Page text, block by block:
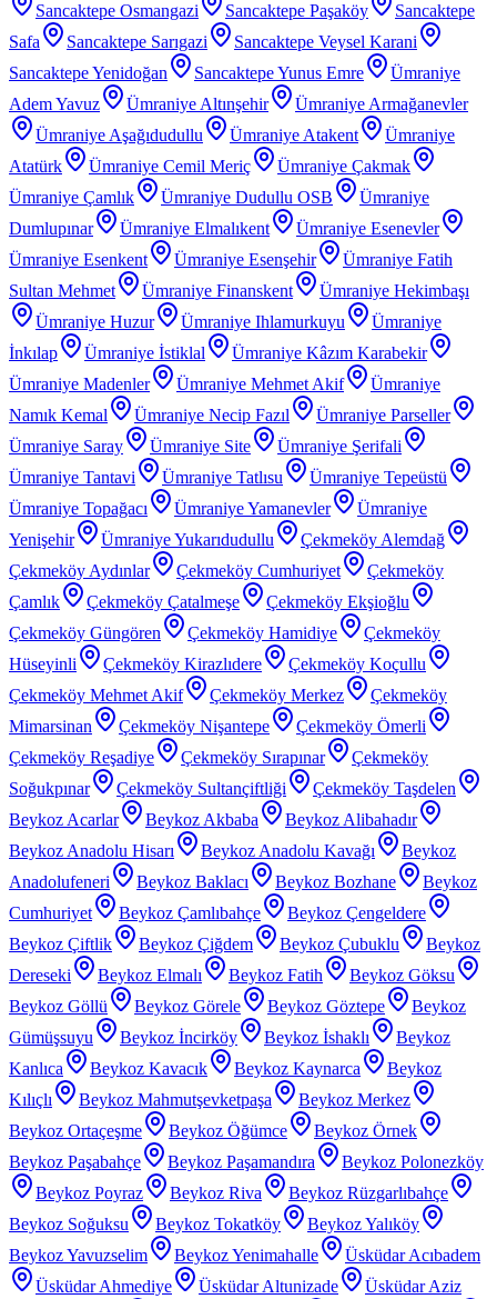
Sancaktepe Osmangazi
Sancaktepe Paşaköy
Sancaktepe
Safa
Sancaktepe Sarıgazi
Sancaktepe Veysel Karani
Sancaktepe Yenidoğan
Sancaktepe Yunus Emre
Ümraniye
Adem Yavuz
Ümraniye Altınşehir
Ümraniye Armağanevler
Ümraniye Aşağıdudullu
Ümraniye Atakent
Ümraniye
Atatürk
Ümraniye Cemil Meriç
Ümraniye Çakmak
Ümraniye Çamlık
Ümraniye Dudullu OSB
Ümraniye
Dumlupınar
Ümraniye Elmalıkent
Ümraniye Esenevler
Ümraniye Esenkent
Ümraniye Esenşehir
Ümraniye Fatih
Sultan Mehmet
Ümraniye Finanskent
Ümraniye Hekimbaşı
Ümraniye Huzur
Ümraniye Ihlamurkuyu
Ümraniye
İnkılap
Ümraniye İstiklal
Ümraniye Kâzım Karabekir
Ümraniye Madenler
Ümraniye Mehmet Akif
Ümraniye
Namık Kemal
Ümraniye Necip Fazıl
Ümraniye Parseller
Ümraniye Saray
Ümraniye Site
Ümraniye Şerifali
Ümraniye Tantavi
Ümraniye Tatlısu
Ümraniye Tepeüstü
Ümraniye Topağacı
Ümraniye Yamanevler
Ümraniye
Yenişehir
Ümraniye Yukarıdudullu
Çekmeköy Alemdağ
Çekmeköy Aydınlar
Çekmeköy Cumhuriyet
Çekmeköy
Çamlık
Çekmeköy Çatalmeşe
Çekmeköy Ekşioğlu
Çekmeköy Güngören
Çekmeköy Hamidiye
Çekmeköy
Hüseyinli
Çekmeköy Kirazlıdere
Çekmeköy Koçullu
Çekmeköy Mehmet Akif
Çekmeköy Merkez
Çekmeköy
Mimarsinan
Çekmeköy Nişantepe
Çekmeköy Ömerli
Çekmeköy Reşadiye
Çekmeköy Sırapınar
Çekmeköy
Soğukpınar
Çekmeköy Sultançiftliği
Çekmeköy Taşdelen
Beykoz Acarlar
Beykoz Akbaba
Beykoz Alibahadır
Beykoz Anadolu Hisarı
Beykoz Anadolu Kavağı
Beykoz
Anadolufeneri
Beykoz Baklacı Beykoz Bozhane
Beykoz
Cumhuriyet
Beykoz Çamlıbahçe
Beykoz Çengeldere
Beykoz Çiftlik
Beykoz Çiğdem Beykoz Çubuklu
Beykoz
Dereseki
Beykoz Elmalı Beykoz Fatih
Beykoz Göksu
Beykoz Göllü
Beykoz Görele Beykoz Göztepe
Beykoz
Gümüşsuyu
Beykoz İncirköy Beykoz İshaklı
Beykoz
Kanlıca
Beykoz Kavacık Beykoz Kaynarca
Beykoz
Kılıçlı
Beykoz Mahmutşevketpaşa
Beykoz Merkez
Beykoz Ortaçeşme
Beykoz Öğümce
Beykoz Örnek
Beykoz Paşabahçe
Beykoz Paşamandıra
Beykoz Polonezköy
Beykoz Poyraz
Beykoz Riva
Beykoz Rüzgarlıbahçe
Beykoz Soğuksu
Beykoz Tokatköy
Beykoz Yalıköy
Beykoz Yavuzselim
Beykoz Yenimahalle
Üsküdar Acıbadem
Üsküdar Ahmediye
Üsküdar Altunizade Üsküdar Aziz